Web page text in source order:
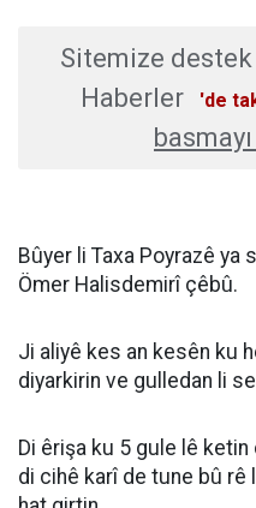
Sitemize
Haberler
'de
Bûyer li Taxa Poyrazê ya
Ömer Halisdemirî çêbû.
Ji aliyê kes an kesên ku
diyarkirin ve gulledan li
Di êrişa ku 5 gule lê
di cihê karî de tune bû rê